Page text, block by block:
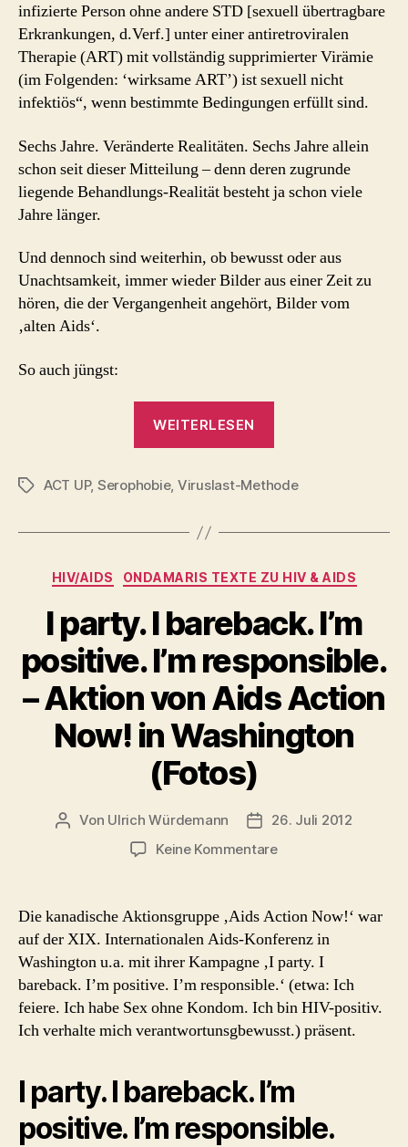
infizierte Person ohne andere STD [sexuell übertragbare
Erkrankungen, d.Verf.] unter einer antiretroviralen
Therapie (ART) mit vollständig supprimierter Virämie
(im Folgenden: ‘wirksame ART’) ist sexuell nicht
infektiös“, wenn bestimmte Bedingungen erfüllt sind.
Sechs Jahre. Veränderte Realitäten. Sechs Jahre allein
schon seit dieser Mitteilung – denn deren zugrunde
liegende Behandlungs-Realität besteht ja schon viele
Jahre länger.
Und dennoch sind weiterhin, ob bewusst oder aus
Unachtsamkeit, immer wieder Bilder aus einer Zeit zu
hören, die der Vergangenheit angehört, Bilder vom
‚alten Aids‘.
So auch jüngst:
WEITERLESEN
düstere
mehr“
Schlagwörter
ACT UP, Serophobie, Viruslast-Methode
Kategorien
HIV/AIDS ONDAMARIS TEXTE ZU HIV & AIDS
I party. I bareback. I’m
positive. I’m responsible.
– Aktion von Aids Action
Now! in Washington
(Fotos)
Beitragsautor
Von Ulrich Würdemann Beitragsdatum
26. Juli 2012
Keine Kommentarezu
I’m
positive.
I’m
responsible.
–
Aids
Now!
Die kanadische Aktionsgruppe ‚Aids Action Now!‘ war
auf der XIX. Internationalen Aids-Konferenz in
Washington u.a. mit ihrer Kampagne ‚I party. I
bareback. I’m positive. I’m responsible.‘ (etwa: Ich
feiere. Ich habe Sex ohne Kondom. Ich bin HIV-positiv.
Ich verhalte mich verantwortunsgbewusst.) präsent.
I party. I bareback. I’m
positive. I’m responsible.